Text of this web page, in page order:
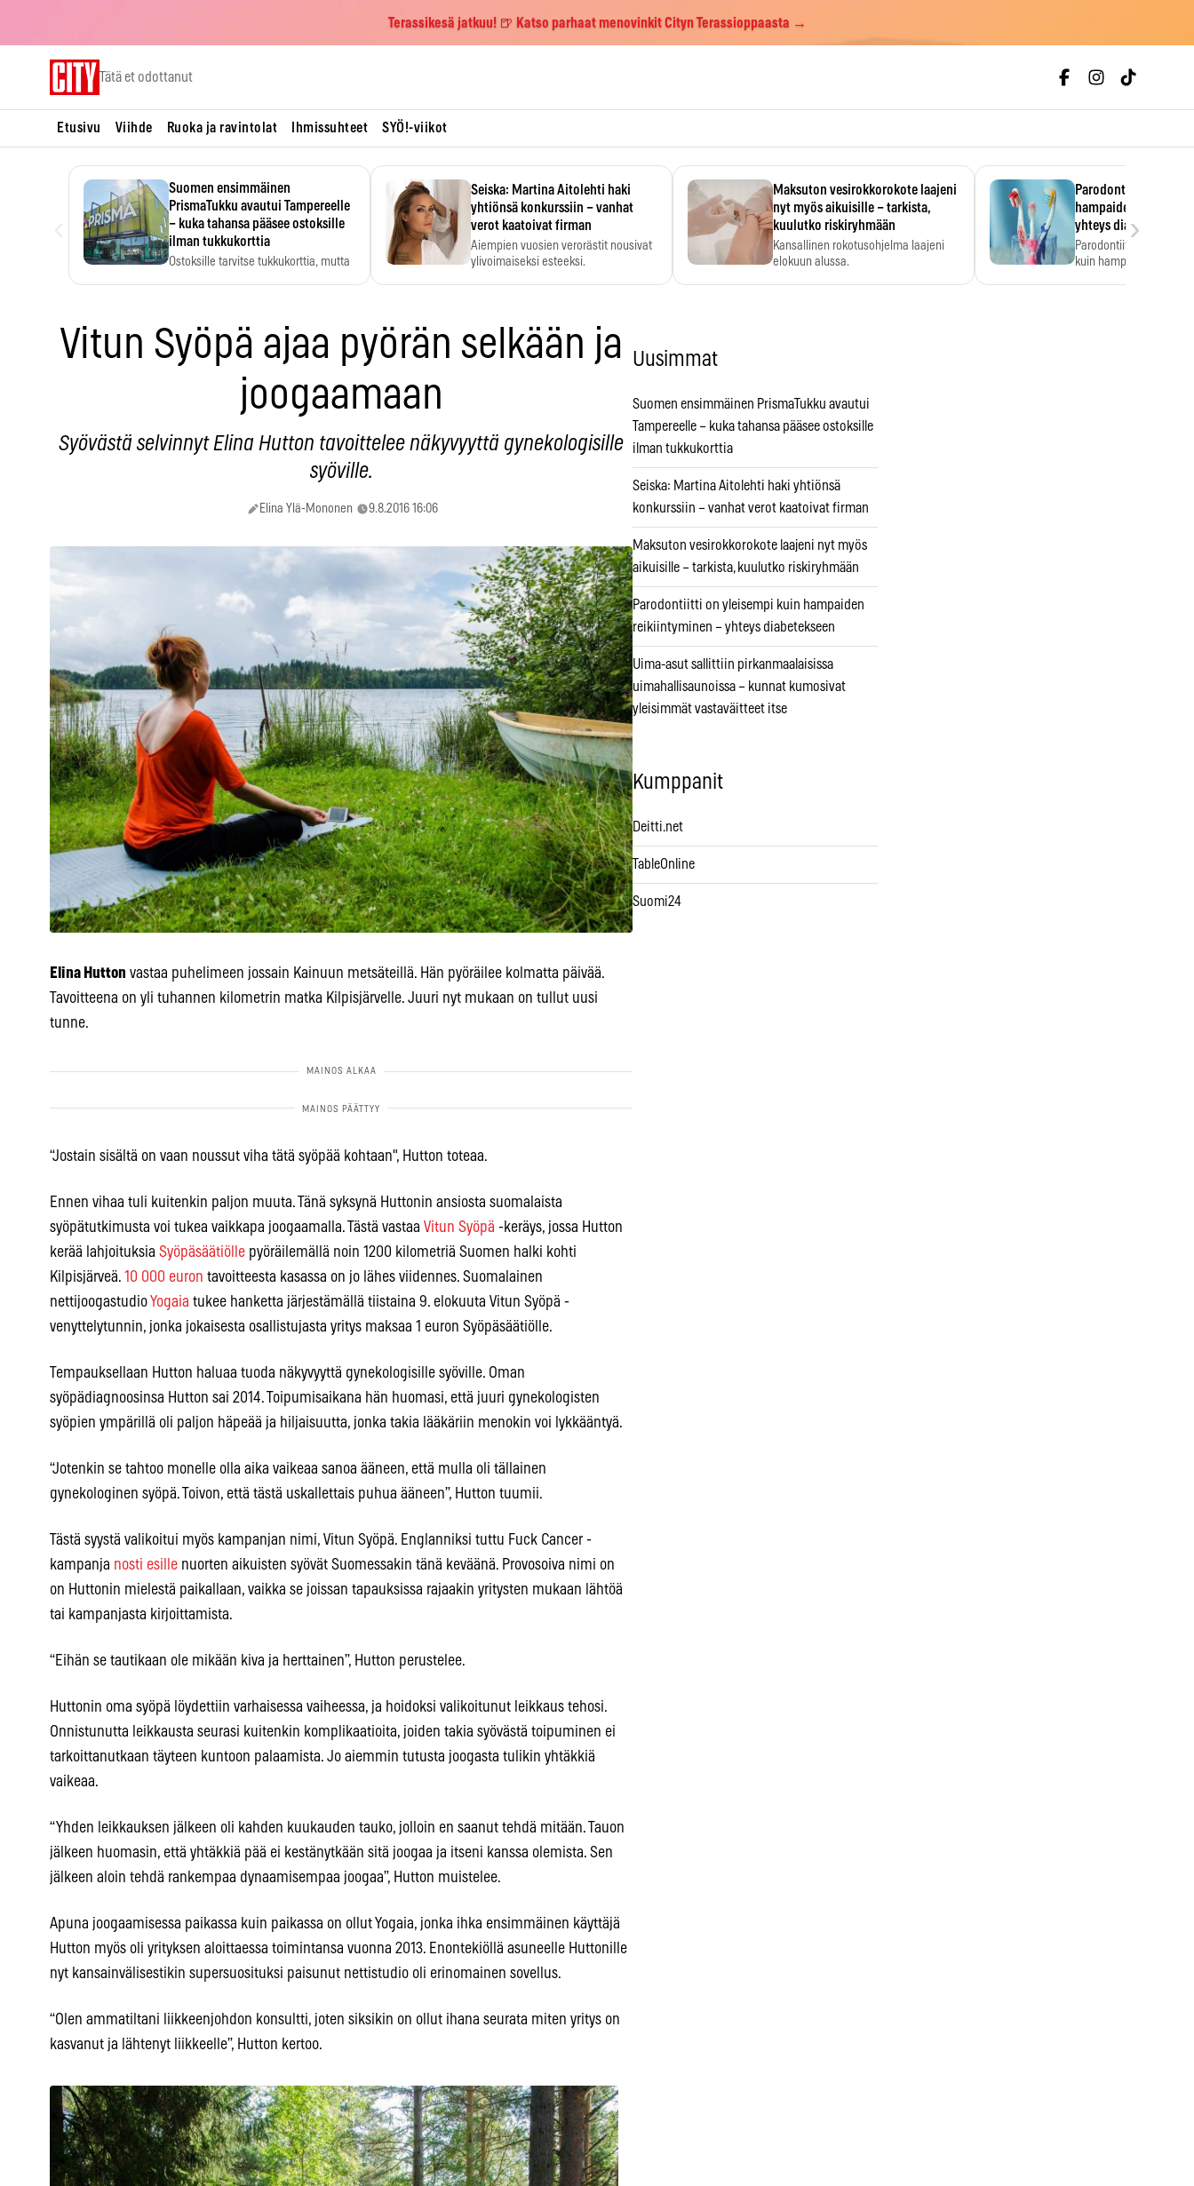
Terassikesä jatkuu! 🍺 Katso parhaat menovinkit Cityn Terassioppaasta →
Tätä et odottanut
Etusivu Viihde Ruoka ja ravintolat Ihmissuhteet SYÖ!-viikot
Suomen ensimmäinen
PrismaTukku avautui Tampereelle
– kuka tahansa pääsee ostoksille
ilman tukkukorttia
Ostoksille tarvitse tukkukorttia, mutta
Seiska: Martina Aitolehti haki
yhtiönsä konkurssiin – vanhat
verot kaatoivat firman
Aiempien vuosien verorästit nousivat
ylivoimaiseksi esteeksi.
Maksuton vesirokkorokote laajeni
nyt myös aikuisille – tarkista,
kuulutko riskiryhmään
Kansallinen rokotusohjelma laajeni
elokuun alussa.
Parodontiitti on
hampaiden
yhteys diabetekseen
Parodontiitti on
kuin hampaiden
›
Vitun Syöpä ajaa pyörän selkään ja
joogaamaan
Syövästä selvinnyt Elina Hutton tavoittelee näkyvyyttä gynekologisille
syöville.
Elina Ylä-Mononen 9.8.2016 16:06
Elina Hutton vastaa puhelimeen jossain Kainuun metsäteillä. Hän pyöräilee kolmatta päivää.
Tavoitteena on yli tuhannen kilometrin matka Kilpisjärvelle. Juuri nyt mukaan on tullut uusi
tunne.
“Jostain sisältä on vaan noussut viha tätä syöpää kohtaan", Hutton toteaa.
Ennen vihaa tuli kuitenkin paljon muuta. Tänä syksynä Huttonin ansiosta suomalaista
syöpätutkimusta voi tukea vaikkapa joogaamalla. Tästä vastaa Vitun Syöpä -keräys, jossa Hutton
kerää lahjoituksia Syöpäsäätiölle pyöräilemällä noin 1200 kilometriä Suomen halki kohti
Kilpisjärveä. 10 000 euron tavoitteesta kasassa on jo lähes viidennes. Suomalainen
nettijoogastudioYogaia tukee hanketta järjestämällä tiistaina 9. elokuuta Vitun Syöpä -
venyttelytunnin, jonka jokaisesta osallistujasta yritys maksaa 1 euron Syöpäsäätiölle.
Tempauksellaan Hutton haluaa tuoda näkyvyyttä gynekologisille syöville. Oman
syöpädiagnoosinsa Hutton sai 2014. Toipumisaikana hän huomasi, että juuri gynekologisten
syöpien ympärillä oli paljon häpeää ja hiljaisuutta, jonka takia lääkäriin menokin voi lykkääntyä.
“Jotenkin se tahtoo monelle olla aika vaikeaa sanoa ääneen, että mulla oli tällainen
gynekologinen syöpä. Toivon, että tästä uskallettais puhua ääneen”, Hutton tuumii.
Tästä syystä valikoitui myös kampanjan nimi, Vitun Syöpä. Englanniksi tuttu Fuck Cancer -
kampanja nosti esille nuorten aikuisten syövät Suomessakin tänä keväänä. Provosoiva nimi on
on Huttonin mielestä paikallaan, vaikka se joissan tapauksissa rajaakin yritysten mukaan lähtöä
tai kampanjasta kirjoittamista.
“Eihän se tautikaan ole mikään kiva ja herttainen”, Hutton perustelee.
Huttonin oma syöpä löydettiin varhaisessa vaiheessa, ja hoidoksi valikoitunut leikkaus tehosi.
Onnistunutta leikkausta seurasi kuitenkin komplikaatioita, joiden takia syövästä toipuminen ei
tarkoittanutkaan täyteen kuntoon palaamista. Jo aiemmin tutusta joogasta tulikin yhtäkkiä
vaikeaa.
“Yhden leikkauksen jälkeen oli kahden kuukauden tauko, jolloin en saanut tehdä mitään. Tauon
jälkeen huomasin, että yhtäkkiä pää ei kestänytkään sitä joogaa ja itseni kanssa olemista. Sen
jälkeen aloin tehdä rankempaa dynaamisempaa joogaa”, Hutton muistelee.
Apuna joogaamisessa paikassa kuin paikassa on ollut Yogaia, jonka ihka ensimmäinen käyttäjä
Hutton myös oli yrityksen aloittaessa toimintansa vuonna 2013. Enontekiöllä asuneelle Huttonille
nyt kansainvälisestikin supersuosituksi paisunut nettistudio oli erinomainen sovellus.
“Olen ammatiltani liikkeenjohdon konsultti, joten siksikin on ollut ihana seurata miten yritys on
kasvanut ja lähtenyt liikkeelle”, Hutton kertoo.
Uusimmat
Suomen ensimmäinen PrismaTukku avautui
Tampereelle – kuka tahansa pääsee ostoksille
ilman tukkukorttia
Seiska: Martina Aitolehti haki yhtiönsä
konkurssiin – vanhat verot kaatoivat firman
Maksuton vesirokkorokote laajeni nyt myös
aikuisille – tarkista, kuulutko riskiryhmään
Parodontiitti on yleisempi kuin hampaiden
reikiintyminen – yhteys diabetekseen
Uima-asut sallittiin pirkanmaalaisissa
uimahallisaunoissa – kunnat kumosivat
yleisimmät vastaväitteet itse
Kumppanit
Deitti.net
TableOnline
Suomi24